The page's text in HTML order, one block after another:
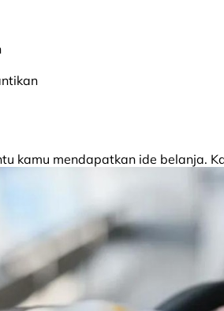
kamu mendapatkan ide belanja.